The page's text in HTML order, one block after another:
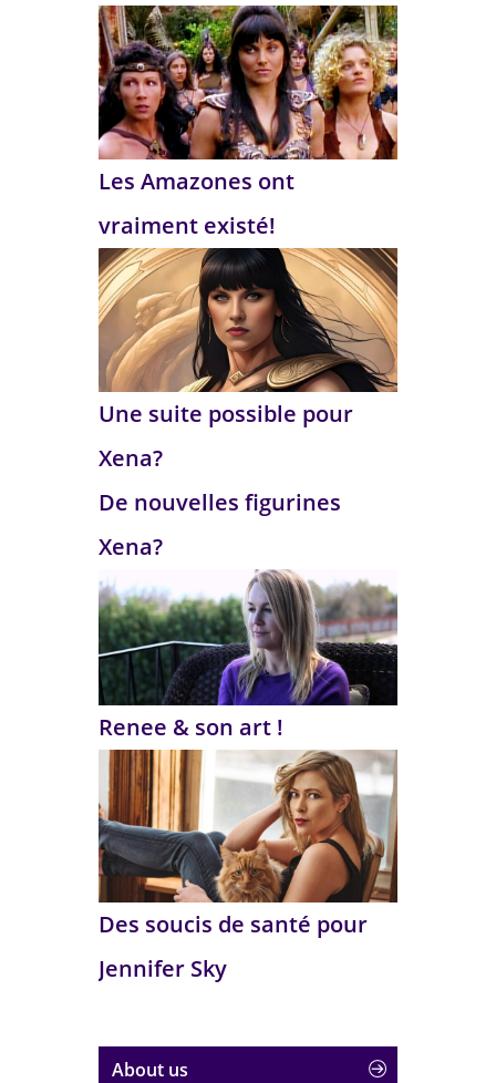
Les Amazones ont
vraiment existé!
Une suite possible pour
Xena?
De nouvelles figurines
Xena?
Renee & son art !
Des soucis de santé pour
Jennifer Sky
About us